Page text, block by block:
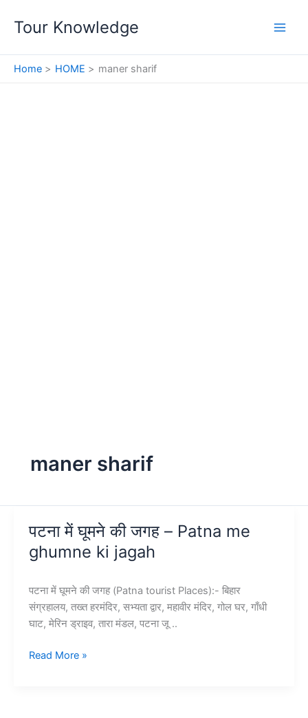
Tour Knowledge
Home HOME maner sharif
maner sharif
पटना में घूमने की जगह – Patna me
ghumne ki jagah
पटना में घूमने की जगह (Patna tourist Places):- बिहार
संग्रहालय, तख्त हरमंदिर, सभ्यता द्वार, महावीर मंदिर, गोल घर, गाँधी
घाट, मेरिन ड्राइव, तारा मंडल, पटना जू ..
पटना
Read More »